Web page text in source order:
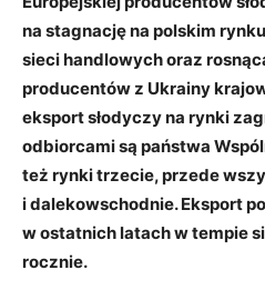
na stagnację na polskim
sieci handlowych oraz
producentów z Ukrainy
eksport słodyczy na rynki
odbiorcami są państwa
też rynki trzecie, przede
i dalekowschodnie. Eksport
w ostatnich latach w tempie
rocznie.